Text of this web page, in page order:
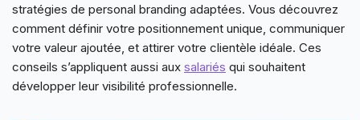
stratégies de personal branding adaptées. Vous découvrez
comment définir votre positionnement unique, communiquer
votre valeur ajoutée, et attirer votre clientèle idéale. Ces
conseils s’appliquent aussi aux salariés qui souhaitent
développer leur visibilité professionnelle.